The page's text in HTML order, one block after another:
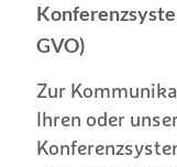
GVO)
Zur
Ihren oder